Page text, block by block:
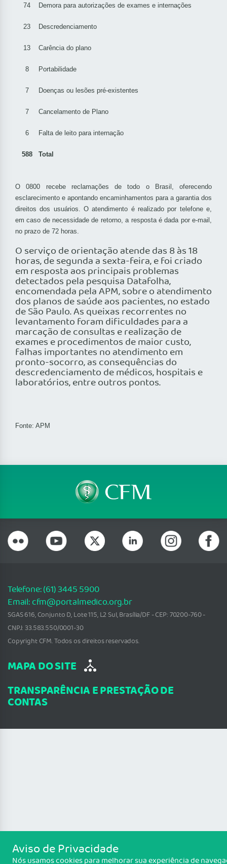
74 Demora para autorizações de exames e internações
23 Descredenciamento
13 Carência do plano
8 Portabilidade
7 Doenças ou lesões pré-existentes
7 Cancelamento de Plano
6 Falta de leito para internação
588 Total
O 0800 recebe reclamações de todo o Brasil, oferecendo
esclarecimento e apontando encaminhamentos para a garantia dos
direitos dos usuários. O atendimento é realizado por telefone e,
em caso de necessidade de retorno, a resposta é dada por e-mail,
no prazo de 72 horas.
O serviço de orientação atende das 8 às 18
horas, de segunda a sexta-feira, e foi criado
em resposta aos principais problemas
detectados pela pesquisa Datafolha,
encomendada pela APM, sobre o atendimento
dos planos de saúde aos pacientes, no estado
de São Paulo. As queixas recorrentes no
levantamento foram dificuldades para a
marcação de consultas e realização de
exames e procedimentos de maior custo,
falhas importantes no atendimento em
pronto-socorro, as consequências do
descredenciamento de médicos, hospitais e
laboratórios, entre outros pontos.
Fonte: APM
Telefone: (61) 3445 5900
Email: cfm@portalmedico.org.br
SGAS 616, Conjunto D, Lote 115, L2 Sul, Brasília/DF - CEP: 70200-760 -
CNPJ: 33.583.550/0001-30
Copyright CFM. Todos os direitos reservados.
MAPA DO SITE
TRANSPARÊNCIA E PRESTAÇÃO DE
CONTAS
Aviso de Privacidade
Nós usamos cookies para melhorar sua experiência de